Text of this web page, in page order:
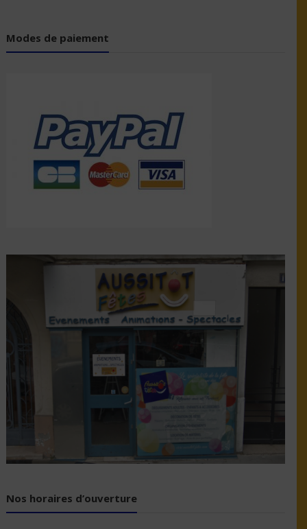
Modes de paiement
Nos horaires d’ouverture